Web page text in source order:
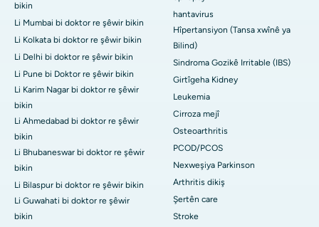
bikin
Li Mumbai bi doktor re şêwir bikin
Li Kolkata bi doktor re şêwir bikin
Li Delhi bi doktor re şêwir bikin
Li Pune bi Doktor re şêwir bikin
Li Karim Nagar bi doktor re şêwir
bikin
Li Ahmedabad bi doktor re şêwir
bikin
Li Bhubaneswar bi doktor re şêwir
bikin
Li Bilaspur bi doktor re şêwir bikin
Li Guwahati bi doktor re şêwir
bikin
hantavirus
Hîpertansiyon (Tansa xwînê ya
Bilind)
Sindroma Gozikê Irritable (IBS)
Girtîgeha Kidney
Leukemia
Cirroza mejî
Osteoarthritis
PCOD/PCOS
Nexweşiya Parkinson
Arthritis dikiş
Şertên care
Stroke